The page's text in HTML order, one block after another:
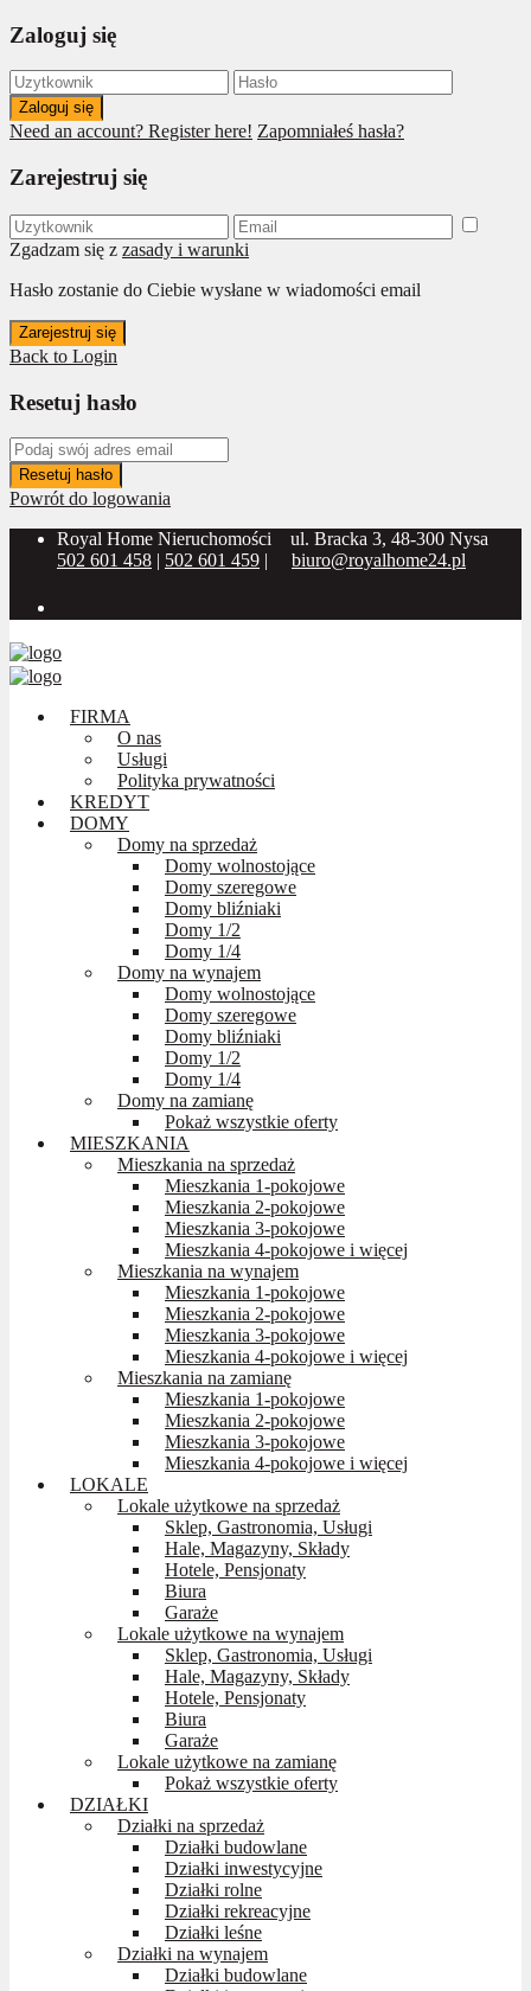
Zaloguj się
Zaloguj się
Need an account? Register here! Zapomniałeś hasła?
Zarejestruj się
Zgadzam się z zasady i warunki
Hasło zostanie do Ciebie wysłane w wiadomości email
Zarejestruj się
Back to Login
Resetuj hasło
Resetuj hasło
Powrót do logowania
Royal Home Nieruchomości
ul. Bracka 3, 48-300 Nysa
502 601 458 | 502 601 459 | biuro@royalhome24.pl
FIRMA
O nas
Usługi
Polityka prywatności
KREDYT
DOMY
Domy na sprzedaż
Domy wolnostojące
Domy szeregowe
Domy bliźniaki
Domy 1/2
Domy 1/4
Domy na wynajem
Domy wolnostojące
Domy szeregowe
Domy bliźniaki
Domy 1/2
Domy 1/4
Domy na zamianę
Pokaż wszystkie oferty
MIESZKANIA
Mieszkania na sprzedaż
Mieszkania 1-pokojowe
Mieszkania 2-pokojowe
Mieszkania 3-pokojowe
Mieszkania 4-pokojowe i więcej
Mieszkania na wynajem
Mieszkania 1-pokojowe
Mieszkania 2-pokojowe
Mieszkania 3-pokojowe
Mieszkania 4-pokojowe i więcej
Mieszkania na zamianę
Mieszkania 1-pokojowe
Mieszkania 2-pokojowe
Mieszkania 3-pokojowe
Mieszkania 4-pokojowe i więcej
LOKALE
Lokale użytkowe na sprzedaż
Sklep, Gastronomia, Usługi
Hale, Magazyny, Składy
Hotele, Pensjonaty
Biura
Garaże
Lokale użytkowe na wynajem
Sklep, Gastronomia, Usługi
Hale, Magazyny, Składy
Hotele, Pensjonaty
Biura
Garaże
Lokale użytkowe na zamianę
Pokaż wszystkie oferty
DZIAŁKI
Działki na sprzedaż
Działki budowlane
Działki inwestycyjne
Działki rolne
Działki rekreacyjne
Działki leśne
Działki na wynajem
Działki budowlane